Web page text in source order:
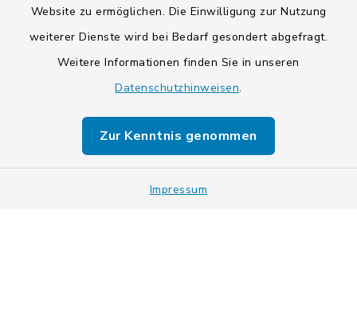
Website zu ermöglichen. Die Einwilligung zur Nutzung
weiterer Dienste wird bei Bedarf gesondert abgefragt.
Weitere Informationen finden Sie in unseren
Datenschutzhinweisen.
Zur Kenntnis genommen
Impressum
Barrierefreiheit
Impressum
Sitemap